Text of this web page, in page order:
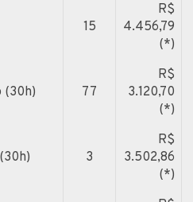
15
R$
4.456,79
(*)
(30h) 77
R$
3.120,70
(*)
3
R$
3.502,86
(*)